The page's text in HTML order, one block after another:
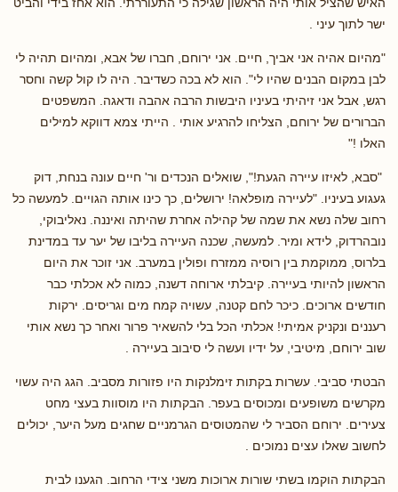
ישר לתוך עיני .
"מהיום אהיה אני אביך, חיים. אני ירוחם, חברו של אבא, ומהיום תהיה לי
לבן במקום הבנים שהיו לי". הוא לא בכה כשדיבר. היה לו קול קשה וחסר
רגש, אבל אני זיהיתי בעיניו היבשות הרבה אהבה ודאגה. המשפטים
הברורים של ירוחם, הצליחו להרגיע אותי . הייתי צמא דווקא למילים
האלו !"
"סבא, לאיזו עיירה הגעת!", שואלים הנכדים ור' חיים עונה בנחת, דוק
געגוע בעיניו. "לעיירה מופלאה! ירושלים, כך כינו אותה הגויים. למעשה כל
רחוב שלה נשא את שמה של קהילה אחרת שהיתה ואיננה. נאליבוקי,
נובהרדוק, לידא ומיר. למעשה, שכנה העיירה בליבו של יער עד במדינת
בלרוס, ממוקמת בין רוסיה ממזרח ופולין במערב. אני זוכר את היום
הראשון להיותי בעיירה. קיבלתי ארוחה דשנה, כמוה לא אכלתי כבר
חודשים ארוכים. כיכר לחם קטנה, עשויה קמח מים וגריסים. ירקות
רעננים ונקניק אמיתי! אכלתי הכל בלי להשאיר פרור ואחר כך נשא אותי
שוב ירוחם, מיטיבי, על ידיו ועשה לי סיבוב בעיירה .
הבטתי סביבי. עשרות בקתות זימלנקות היו פזורות מסביב. הגג היה עשוי
מקרשים משופעים ומכוסים בעפר. הבקתות היו מוסוות בעצי מחט
צעירים. ירוחם הסביר לי שהמטוסים הגרמניים שחגים מעל היער, יכולים
לחשוב שאלו עצים נמוכים .
הבקתות הוקמו בשתי שורות ארוכות משני צידי הרחוב. הגענו לבית